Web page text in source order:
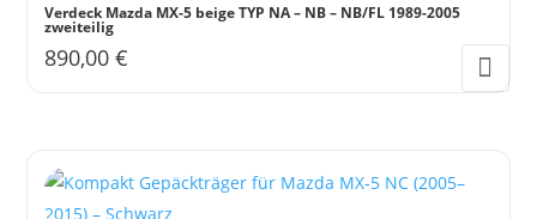
Verdeck Mazda MX-5 beige TYP NA – NB – NB/FL 1989-2005
zweiteilig
890,00€